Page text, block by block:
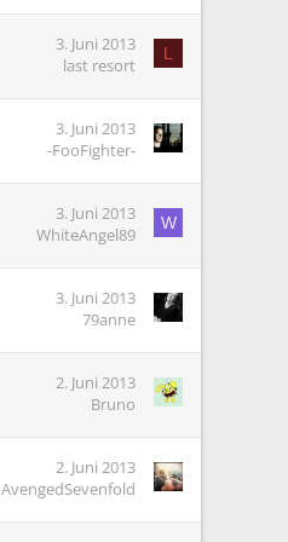
3. Juni 2013
last resort
L
3. Juni 2013
-FooFighter-
3. Juni 2013
WhiteAngel89
W
3. Juni 2013
79anne
2. Juni 2013
Bruno
2. Juni 2013
AvengedSevenfold